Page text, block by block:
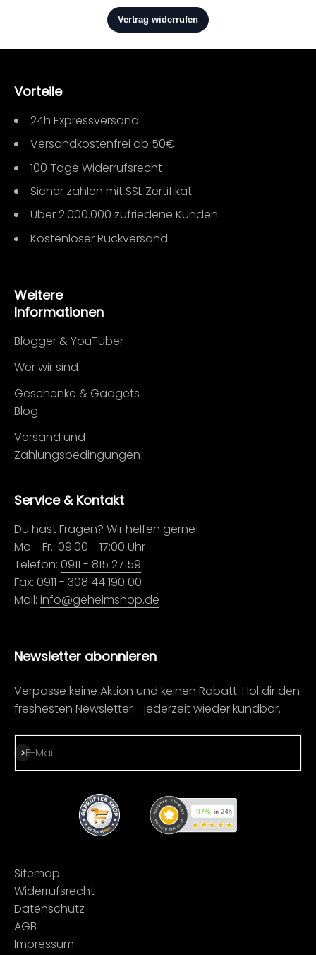
Vorteile
24h Expressversand
Versandkostenfrei ab 50€
100 Tage Widerrufsrecht
Sicher zahlen mit SSL Zertifikat
Über 2.000.000 zufriedene Kunden
Kostenloser Rückversand
Weitere
Informationen
Blogger & YouTuber
Wer wir sind
Geschenke & Gadgets
Blog
Versand und
Zahlungsbedingungen
Service & Kontakt
Du hast Fragen? Wir helfen gerne!
Mo - Fr.: 09:00 - 17:00 Uhr
Telefon: 0911 - 815 27 59
Fax: 0911 - 308 44 190 00
Mail: info@geheimshop.de
Newsletter abonnieren
Verpasse keine Aktion und keinen Rabatt. Hol dir den
freshesten Newsletter - jederzeit wieder kündbar.
E-Mail
Abonnieren
Sitemap
Widerrufsrecht
Datenschutz
AGB
Impressum